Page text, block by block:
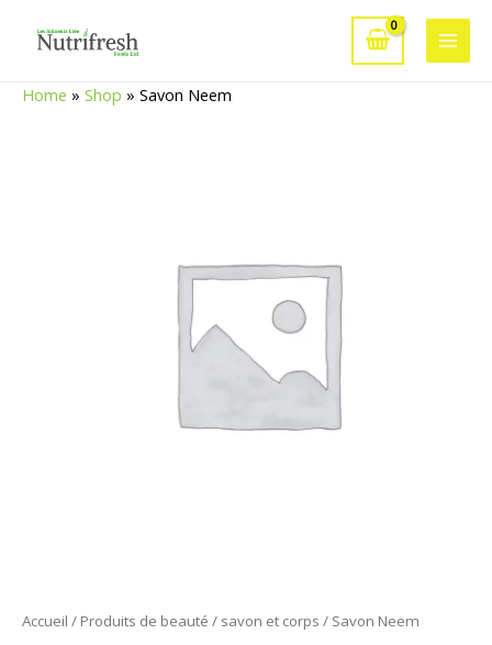
Main
Home » Shop » Savon Neem
Accueil / Produits de beauté / savon et corps / Savon Neem